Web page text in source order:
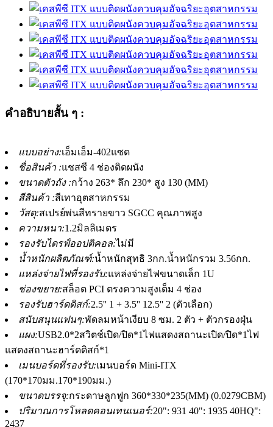
คำอธิบายสั้น ๆ :
แบบอย่าง:เอ็มเอ็ม-402แซด
ชื่อสินค้า :แชสซี 4 ช่องติดผนัง
ขนาดตัวถัง :กว้าง 263* ลึก 230* สูง 130 (MM)
สีสินค้า :สีเทาอุตสาหกรรม
วัสดุ:สเปรย์พ่นสีทรายขาว SGCC คุณภาพสูง
ความหนา:1.2มิลลิเมตร
รองรับไดรฟ์ออปติคอล:ไม่มี
น้ำหนักผลิตภัณฑ์:น้ำหนักสุทธิ 3กก.น้ำหนักรวม 3.56กก.
แหล่งจ่ายไฟที่รองรับ:แหล่งจ่ายไฟขนาดเล็ก 1U
ช่องขยาย:สล็อต PCI ตรงความสูงเต็ม 4 ช่อง
รองรับฮาร์ดดิสก์:2.5'' 1 + 3.5'' 12.5'' 2 (ตัวเลือก)
สนับสนุนแฟนๆ:พัดลมหน้าเงียบ 8 ซม. 2 ตัว + ตัวกรองฝุ่น
แผง:USB2.0*2สวิตช์เปิด/ปิด*1ไฟแสดงสถานะเปิด/ปิด*1ไฟ
แสดงสถานะฮาร์ดดิสก์*1
เมนบอร์ดที่รองรับ:เมนบอร์ด Mini-ITX
(170*170มม.170*190มม.)
ขนาดบรรจุ:กระดาษลูกฟูก 360*330*235(MM) (0.0279CBM)
ปริมาณการโหลดคอนเทนเนอร์:20": 931 40": 1935 40HQ":
2437